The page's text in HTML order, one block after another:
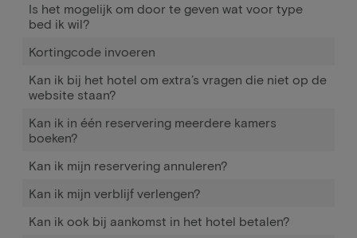
Is het mogelijk om door te geven wat voor type
bed ik wil?
Kortingcode invoeren
Kan ik bij het hotel om extra’s vragen die niet op de
website staan?
Kan ik in één reservering meerdere kamers
boeken?
Kan ik mijn reservering annuleren?
Kan ik mijn verblijf verlengen?
Kan ik ook bij aankomst in het hotel betalen?